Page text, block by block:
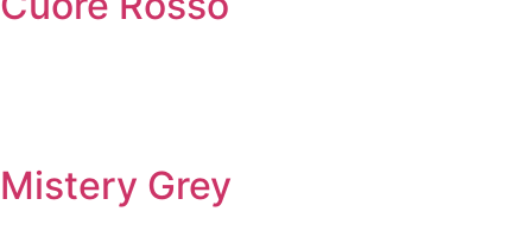
Mistery Grey